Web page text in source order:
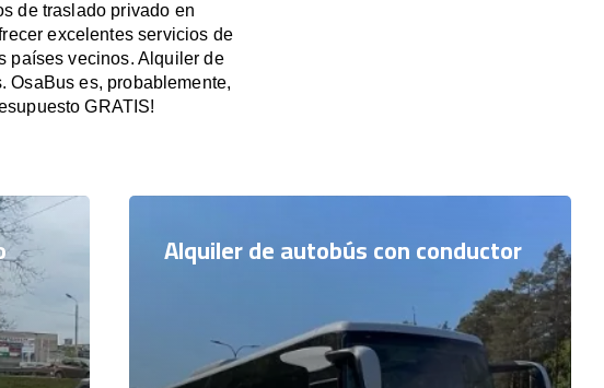
de traslado privado en
excelentes servicios de
países vecinos. Alquiler de
OsaBus es, probablemente,
GRATIS!
Alquiler de autobús con conductor